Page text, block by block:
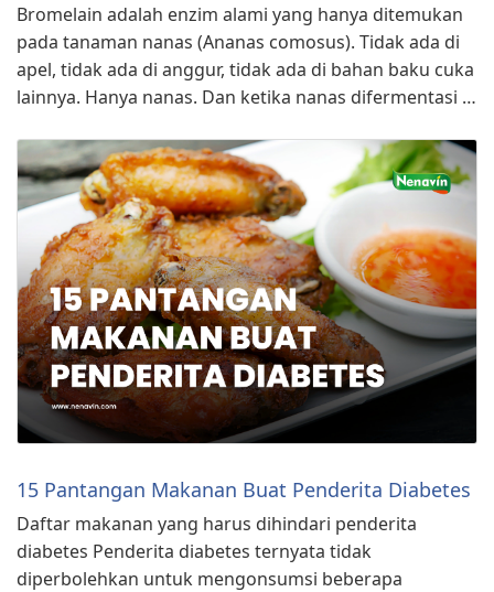
Bromelain adalah enzim alami yang hanya ditemukan
pada tanaman nanas (Ananas comosus). Tidak ada di
apel, tidak ada di anggur, tidak ada di bahan baku cuka
lainnya. Hanya nanas. Dan ketika nanas difermentasi …
15 Pantangan Makanan Buat Penderita Diabetes
Daftar makanan yang harus dihindari penderita
diabetes Penderita diabetes ternyata tidak
diperbolehkan untuk mengonsumsi beberapa